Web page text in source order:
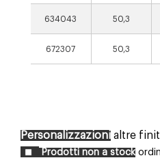
634043 50,3
672307 50,3
Personalizzazioni altre
Prodotti non a stock